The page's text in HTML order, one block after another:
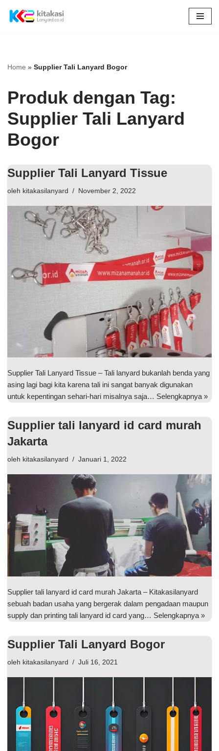
Home » Supplier Tali Lanyard Bogor
Produk dengan Tag:
Supplier Tali Lanyard
Bogor
Supplier Tali Lanyard Tissue
oleh kitakasilanyard November 2, 2022
Supplier Tali Lanyard Tissue – Tali lanyard bukanlah benda yang
asing lagi bagi kita karena tali ini sangat banyak digunakan
untuk kepentingan sehari-hari misalnya saja… Selengkapnya »
Supplier tali lanyard id card murah
Jakarta
oleh kitakasilanyard Januari 1, 2022
Supplier tali lanyard id card murah Jakarta – Kitakasilanyard
sebuah badan usaha yang bergerak dalam pengadaan maupun
supply dan printing tali lanyard id card yang… Selengkapnya »
Supplier Tali Lanyard Bogor
oleh kitakasilanyard Juli 16, 2021